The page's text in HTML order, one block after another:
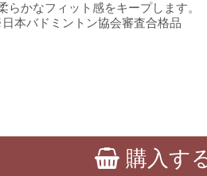
かなフィット感をキープします。
本バドミントン協会審査合格品
購入す